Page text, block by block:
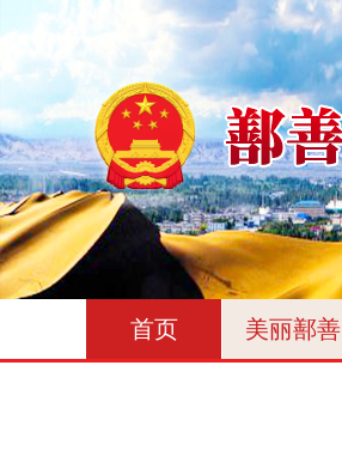
首页 美丽鄯善